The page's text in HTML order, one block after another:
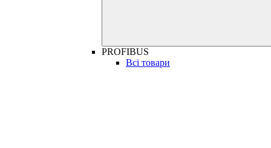
PROFIBUS
Всі товари